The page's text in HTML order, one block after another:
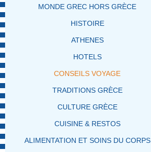
MONDE GREC HORS GRÈCE
HISTOIRE
ATHENES
HOTELS
CONSEILS VOYAGE
TRADITIONS GRÈCE
CULTURE GRÈCE
CUISINE & RESTOS
ALIMENTATION ET SOINS DU CORPS